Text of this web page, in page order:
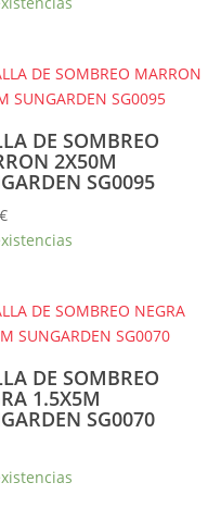
DE SOMBREO
2X50M
SG0095
DE SOMBREO
1.5X5M
SG0070